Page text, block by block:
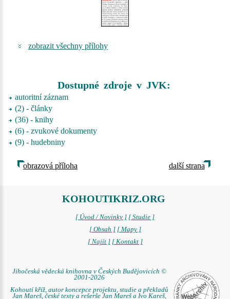
zobrazit všechny přílohy
Dostupné zdroje v JVK:
autoritní záznam
(2) - články
(36) - knihy
(6) - zvukové dokumenty
(9) - hudebniny
obrazová příloha další strana
KOHOUTIKRIZ.ORG
[ Úvod / Novinky ] [ Studie ]
[ Obsah ] [ Mapy ]
[ Najít ] [ Kontakt ]
Jihočeská vědecká knihovna v Českých Budějovicích ©
2001-2026
Kohoutí kříž, autor koncepce projektu, studie a překladů
Jan Mareš, české texty a rešerše Jan Mareš a Ivo Kareš,